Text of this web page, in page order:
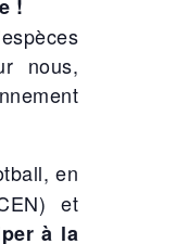
!
nous,
en
et
à la